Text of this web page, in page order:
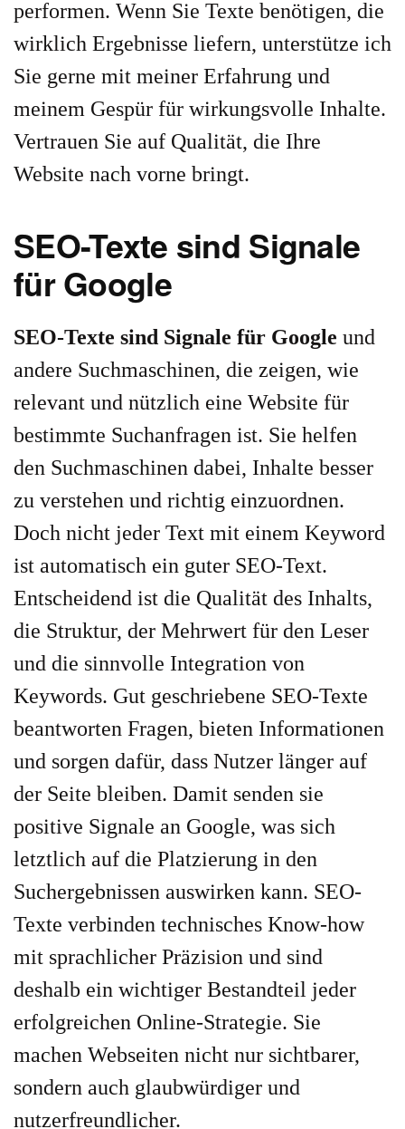
performen. Wenn Sie Texte benötigen, die
wirklich Ergebnisse liefern, unterstütze ich
Sie gerne mit meiner Erfahrung und
meinem Gespür für wirkungsvolle Inhalte.
Vertrauen Sie auf Qualität, die Ihre
Website nach vorne bringt.
SEO-Texte sind Signale
für Google
SEO-Texte sind Signale für Google und
andere Suchmaschinen, die zeigen, wie
relevant und nützlich eine Website für
bestimmte Suchanfragen ist. Sie helfen
den Suchmaschinen dabei, Inhalte besser
zu verstehen und richtig einzuordnen.
Doch nicht jeder Text mit einem Keyword
ist automatisch ein guter SEO-Text.
Entscheidend ist die Qualität des Inhalts,
die Struktur, der Mehrwert für den Leser
und die sinnvolle Integration von
Keywords. Gut geschriebene SEO-Texte
beantworten Fragen, bieten Informationen
und sorgen dafür, dass Nutzer länger auf
der Seite bleiben. Damit senden sie
positive Signale an Google, was sich
letztlich auf die Platzierung in den
Suchergebnissen auswirken kann. SEO-
Texte verbinden technisches Know-how
mit sprachlicher Präzision und sind
deshalb ein wichtiger Bestandteil jeder
erfolgreichen Online-Strategie. Sie
machen Webseiten nicht nur sichtbarer,
sondern auch glaubwürdiger und
nutzerfreundlicher.